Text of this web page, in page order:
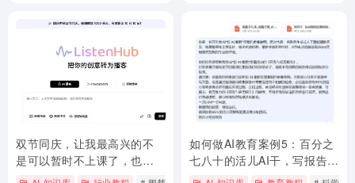
双节同庆，让我最高兴的不
是可以暂时不上课了，也不
是可以熬夜追剧了，而是这
如何做AI教育案例5：百分之
七八十的活儿AI干，写报告其
实很简单